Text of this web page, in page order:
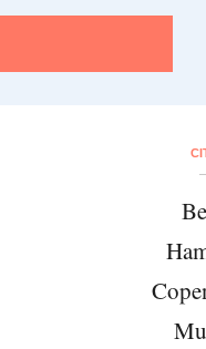
meiner
zu